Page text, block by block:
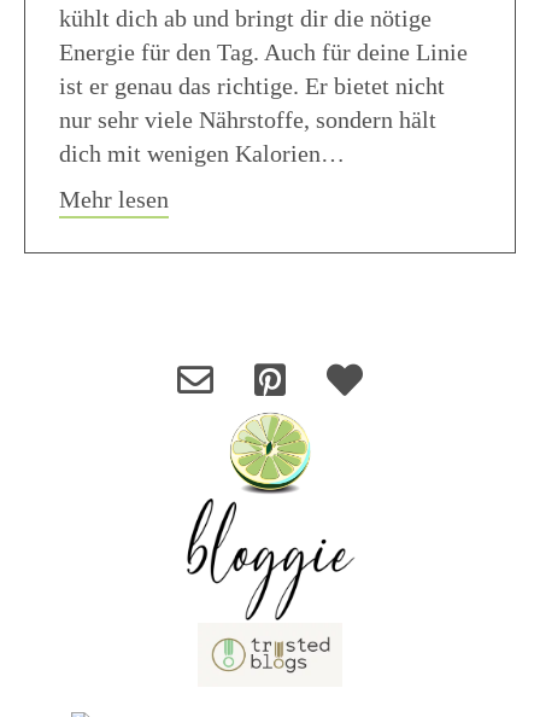
kühlt dich ab und bringt dir die nötige
Energie für den Tag. Auch für deine Linie
ist er genau das richtige. Er bietet nicht
nur sehr viele Nährstoffe, sondern hält
dich mit wenigen Kalorien…
Mehr lesen